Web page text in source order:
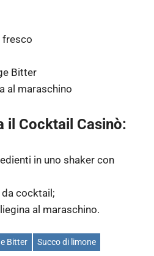
fresco
Bitter
al maraschino
il Cocktail Casinò:
in uno shaker con
cocktail;
al maraschino.
Bitter Succo di limone